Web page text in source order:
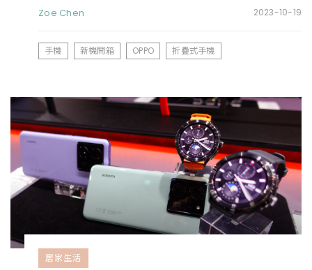
Zoe Chen 2023-10-19
手機 新機開箱 OPPO 折疊式手機
居家生活